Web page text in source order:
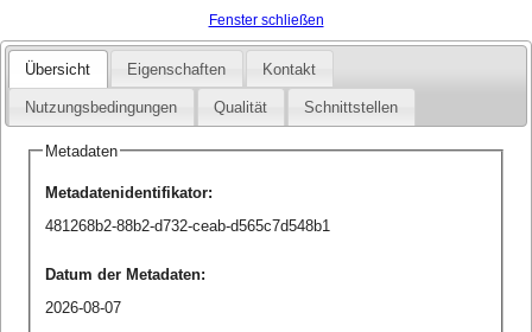
Fenster schließen
Übersicht Eigenschaften Kontakt
Nutzungsbedingungen Qualität Schnittstellen
Metadaten
Metadatenidentifikator:
481268b2-88b2-d732-ceab-d565c7d548b1
Datum der Metadaten:
2026-08-07